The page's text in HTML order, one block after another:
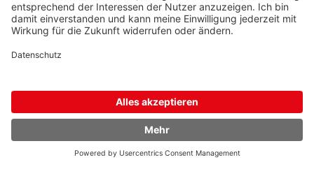
AB68,19 €
(zzgl. 19% Mwst.)
Preis gilt pro
Umverpackt zu
Mindestabnahme
In den Warenkorb